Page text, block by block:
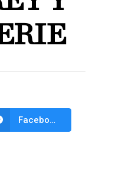
Facebook Messenger